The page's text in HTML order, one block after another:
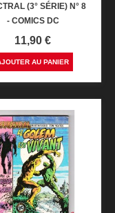
(3° SÉRIE) N° 8
- COMICS DC
Prix
11,90 €
AU PANIER